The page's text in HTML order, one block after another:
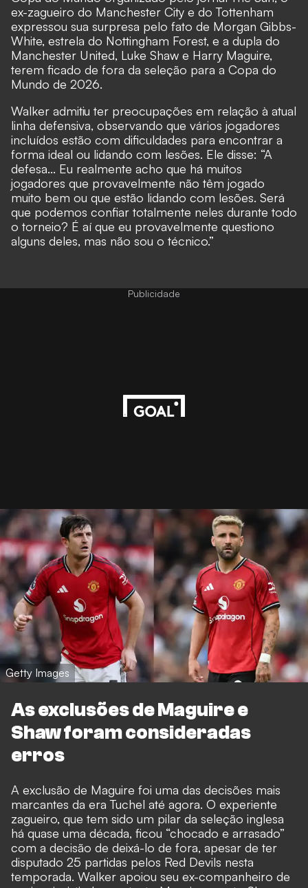
ex-zagueiro do Manchester City e do Tottenham
expressou sua surpresa pelo fato de Morgan Gibbs-
White, estrela do Nottingham Forest, e a dupla do
Manchester United, Luke Shaw e Harry Maguire,
terem ficado de fora da seleção para a Copa do
Mundo de 2026.
Walker admitiu ter preocupações em relação à atual
linha defensiva, observando que vários jogadores
incluídos estão com dificuldades para encontrar a
forma ideal ou lidando com lesões. Ele disse: “A
defesa... Eu realmente acho que há muitos
jogadores que provavelmente não têm jogado
muito bem ou que estão lidando com lesões. Será
que podemos confiar totalmente neles durante todo
o torneio? É aí que eu provavelmente questiono
alguns deles, mas não sou o técnico.”
Publicidade
Getty Images
As exclusões de Maguire e
Shaw foram consideradas
erros
A exclusão de Maguire foi uma das decisões mais
marcantes da era Tuchel até agora. O experiente
zagueiro, que tem sido um pilar da seleção inglesa
há quase uma década, ficou “chocado e arrasado”
com a decisão de deixá-lo de fora, apesar de ter
disputado 25 partidas pelos Red Devils nesta
temporada. Walker apoiou seu ex-companheiro de